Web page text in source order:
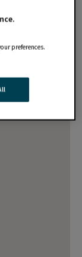
preferences.